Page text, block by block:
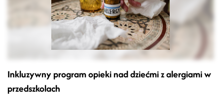
Inkluzywny program opieki nad dziećmi z alergiami w
przedszkolach